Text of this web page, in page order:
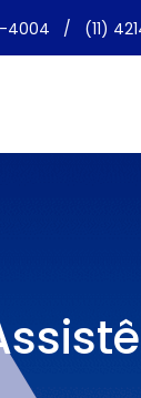
4004 / (11)